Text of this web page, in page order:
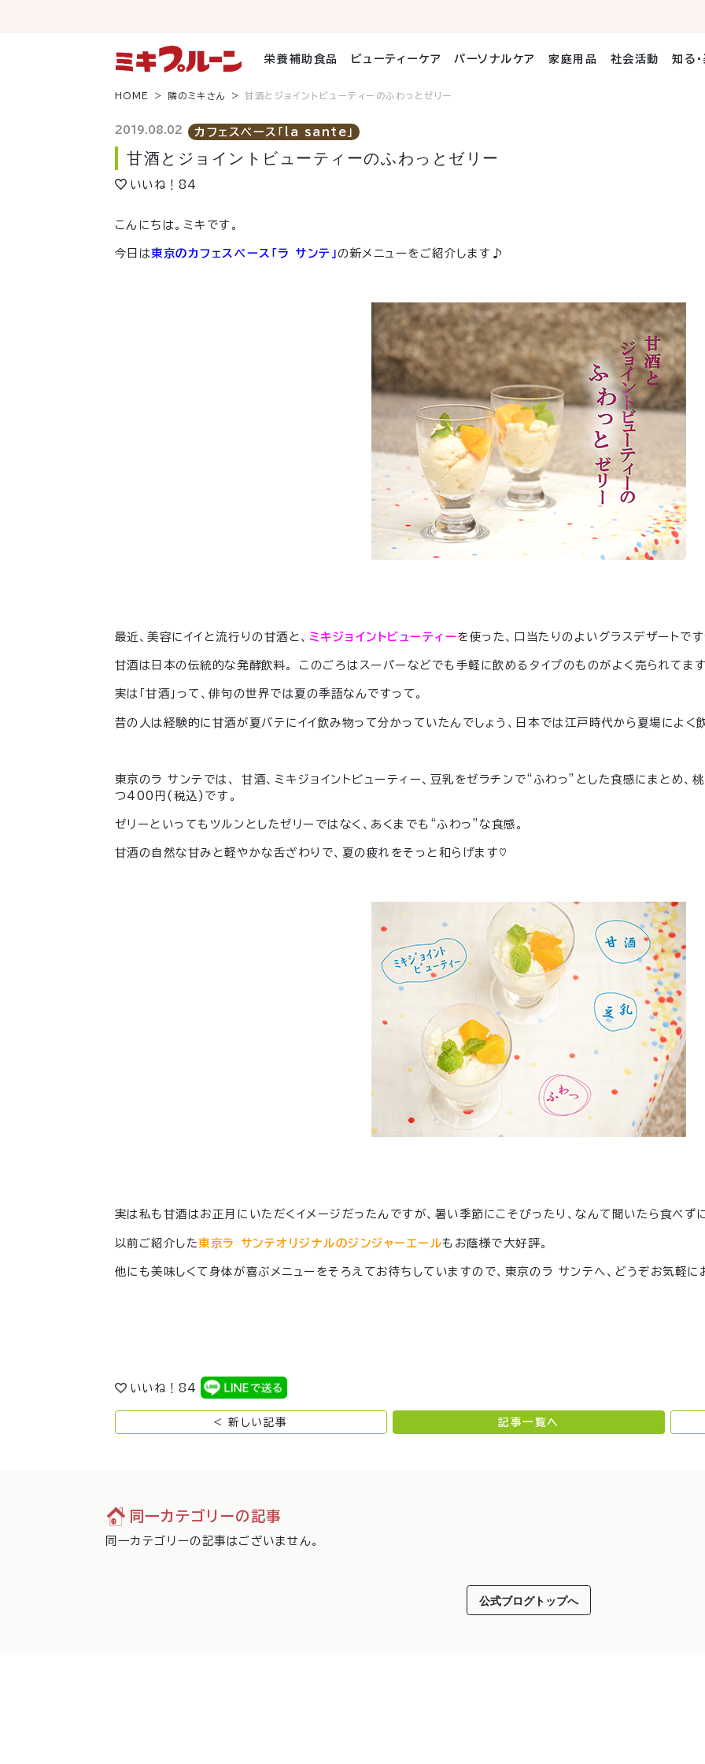
栄養補助食品 ビューティーケア パーソナルケア 家庭用品 社会活動 知る
HOME 隣のミキさん 甘酒とジョイントビューティーのふわっとゼリー
2019.08.02 カフェスペース「la sante」
甘酒とジョイントビューティーのふわっとゼリー
いいね！ 84
こんにちは。ミキです。
今日は東京のカフェスペース「ラ サンテ」 の新メニューをご紹介します♪
最近、美容にイイと流行りの甘酒と、 ミキジョイントビューティーを使った、口当たりのよいグラスデザートで
甘酒は日本の伝統的な発酵飲料。 このごろはスーパーなどでも手軽に飲めるタイプのものがよく売られてます
実は「甘酒」って、俳句の世界では夏の季語なんですって。
昔の人は経験的に甘酒が夏バテにイイ飲み物って分かっていたんでしょう、日本では江戸時代から夏場によ
東京のラ サンテでは、 甘酒、ミキジョイントビューティー、豆乳をゼラチンで“ふわっ”とした食感にまとめ、
つ400円(税込)です。
ゼリーといってもツルンとしたゼリーではなく、あくまでも“ふわっ”な食感。
甘酒の自然な甘みと軽やかな舌ざわりで、夏の疲れをそっと和らげます♡
実は私も甘酒はお正月にいただくイメージだったんですが、暑い季節にこそぴったり、なんて聞いたら食べず
以前ご紹介した東京ラ サンテオリジナルのジンジャーエールもお蔭様で大好評。
他にも美味しくて身体が喜ぶメニューをそろえてお待ちしていますので、東京のラ サンテへ、どうぞお気軽
いいね！ 84
< 新しい記事 記事一覧へ
同一カテゴリーの記事
同一カテゴリーの記事はございません。
公式ブログトップへ